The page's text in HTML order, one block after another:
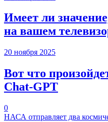
Имеет ли
на вашем
20 ноября 2025
Вот что
Chаt-GPT
0
НАСА отправляет два